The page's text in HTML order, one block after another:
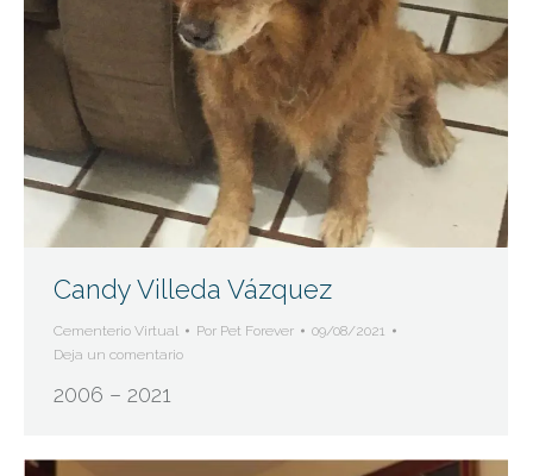
Candy Villeda Vázquez
Cementerio Virtual Por Pet Forever
09/08/2021
Deja un comentario
2006 – 2021